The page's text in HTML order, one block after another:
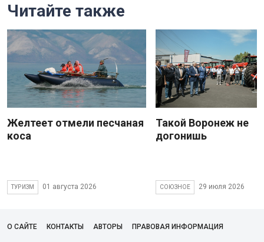
Читайте также
Желтеет отмели песчаная
коса
ТУРИЗМ 01 августа 2026
Такой Воронеж не
догонишь
СОЮЗНОЕ 29 июля 2026
О САЙТЕ КОНТАКТЫ АВТОРЫ ПРАВОВАЯ ИНФОРМАЦИЯ